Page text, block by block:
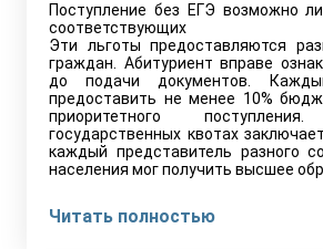
Поступление без ЕГЭ возможно
Эти льготы предоставляются
граждан. Абитуриент вправе
до подачи документов.
предоставить не менее 10%
приоритетного
государственных квотах
каждый представитель разного
населения мог получить высшее
Читать полностью